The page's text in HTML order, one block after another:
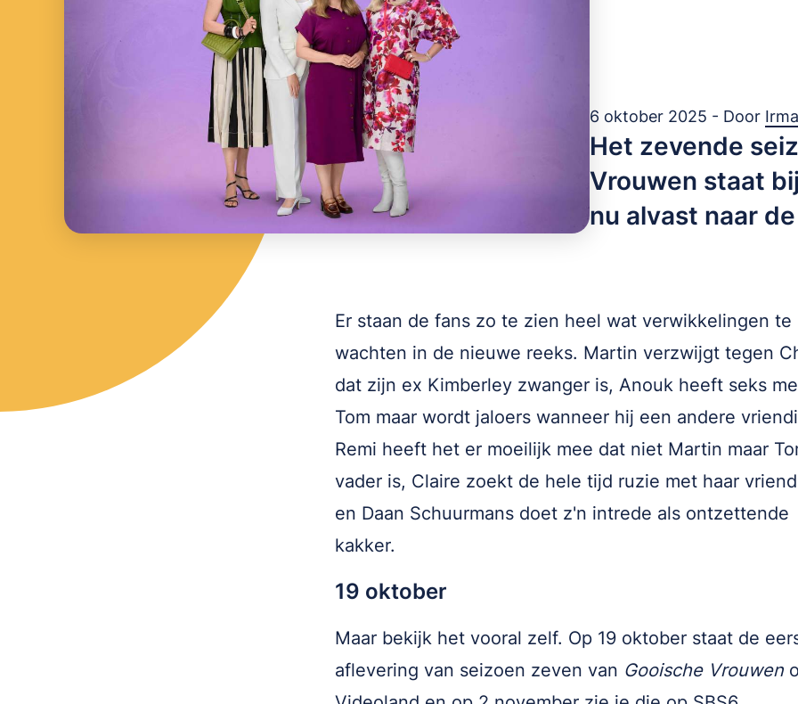
6 oktober 2025 - Door
Het zevende
Vrouwen staat
nu alvast naar
Er staan de fans zo te zien heel wat verwikkelingen te
wachten in de nieuwe reeks. Martin verzwijgt tegen
dat zijn ex Kimberley zwanger is, Anouk heeft seks
Tom maar wordt jaloers wanneer hij een andere
Remi heeft het er moeilijk mee dat niet Martin maar
vader is, Claire zoekt de hele tijd ruzie met haar
en Daan Schuurmans doet z'n intrede als ontzettende
kakker.
19 oktober
Maar bekijk het vooral zelf. Op 19 oktober staat de
aflevering van seizoen zeven van Gooische Vrouwen